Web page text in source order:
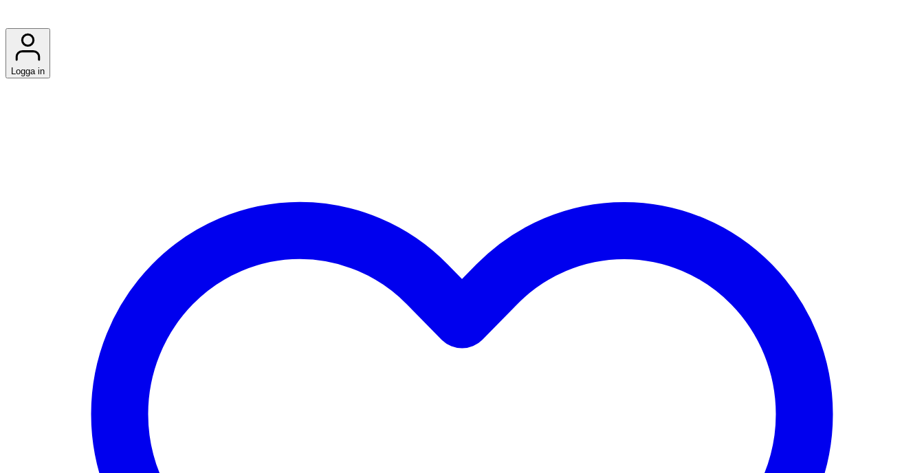
Logga in